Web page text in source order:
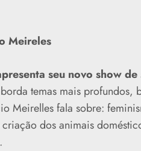
Meireles
seu novo show
temas mais profundos,
Meirelles fala sobre:
dos animais